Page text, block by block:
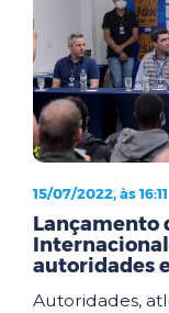
15/07/2022, às 16:11
Lançamento
autoridades
Autoridades,